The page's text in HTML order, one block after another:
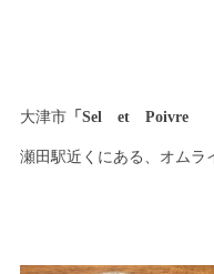
大津市「Sel et Poivre （
瀬田駅近くにある、オムラ